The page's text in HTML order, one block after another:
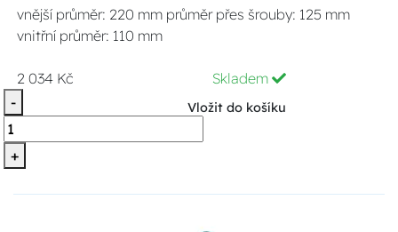
vnější průměr: 220 mm průměr přes šrouby: 125 mm
vnitřní průměr: 110 mm
2 034 Kč
Skladem
-
+
Vložit do košíku